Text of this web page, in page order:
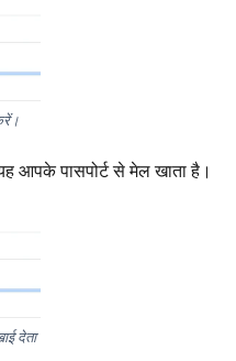
आपके पासपोर्ट से मेल खाता है।
देता